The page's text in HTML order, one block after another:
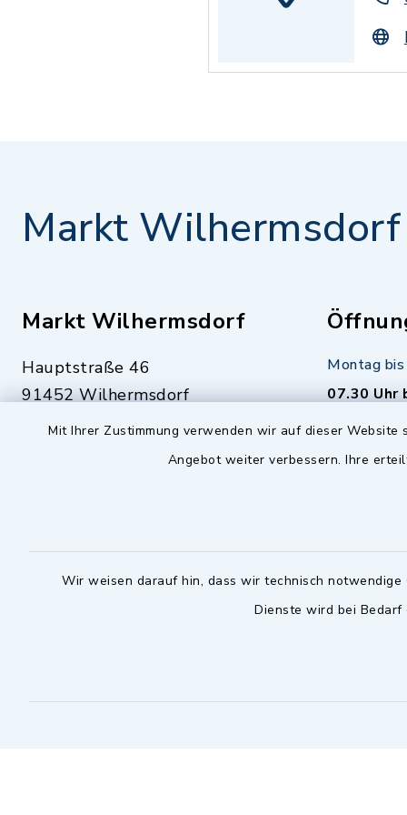
Mit Ihrer Zustimmung verwenden wir auf dieser
Angebot weiter verbessern. Ihre
Wir weisen darauf hin, dass wir technisch
Dienste wird bei
Markt Wilhermsdorf
Markt Wilhermsdorf
Hauptstraße 46
91452 Wilhermsdorf
09102 9958-0
09102 9958-111
Notfallnummer Bauhof
Montag
07.30 Uhr
Dienstag
16.30 bis
möglich -